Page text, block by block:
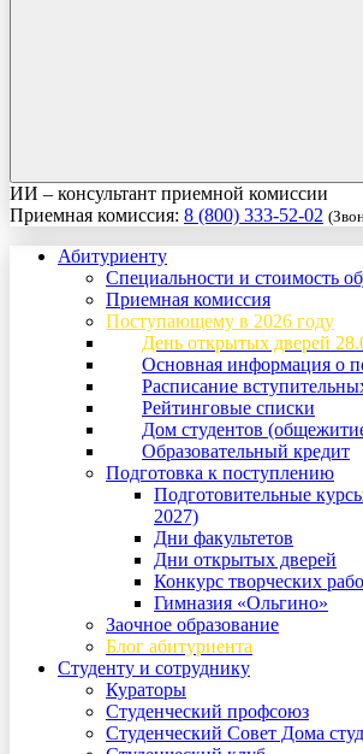
ИИ – консультант приемной комиссии
Приемная комиссия: 8 (800) 333-52-02
Абитуриенту
Специальности и стоимость
Приемная комиссия
Поступающему в 2026 году
День открытых дверей
Основная информация о
Расписание
Рейтинговые списки
Дом студентов
Образовательный кредит
Подготовка к поступлению
Подготовительные
2027)
Дни факультетов
Дни открытых дверей
Конкурс творческих
Гимназия «Ольгино»
Заочное образование
Блог абитуриента
Студенту и сотруднику
Кураторы
Студенческий профсоюз
Студенческий Совет Дома